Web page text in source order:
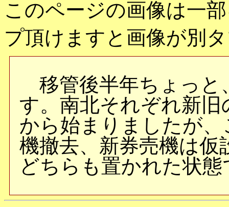
このページの画像は一
プ頂けますと画像が別
移管後半年ちょっと
す。南北それぞれ新
から始まりましたが
機撤去、新券売機は仮
どちらも置かれた状